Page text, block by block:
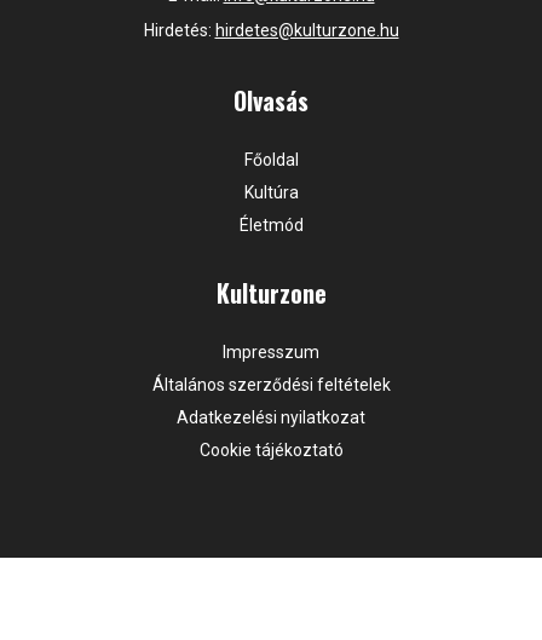
Hirdetés: hirdetes@kulturzone.hu
Olvasás
Főoldal
Kultúra
Életmód
Kulturzone
Impresszum
Általános szerződési feltételek
Adatkezelési nyilatkozat
Cookie tájékoztató